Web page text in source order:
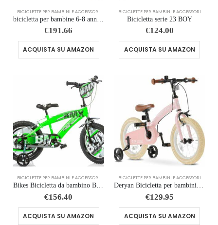
BICICLETTE PER BAMBINI E ACCESSORI
€191.66
ACQUISTA SU AMAZON
BICICLETTE PER BAMBINI E ACCESSORI
Bicicletta serie 23 BOY
€124.00
ACQUISTA SU AMAZON
BICICLETTE PER BAMBINI E ACCESSORI
Bikes Bicicletta da bambino BMX 16″ adatta a bambini di altezza compresa tra i 107 e 125 cm. Codice art. 165XC-01
€156.40
ACQUISTA SU AMAZON
BICICLETTE PER BAMBINI E ACCESSORI
Deryan Bicicletta per bambini di lusso
€129.95
ACQUISTA SU AMAZON